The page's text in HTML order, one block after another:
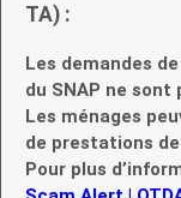
TA) :
Les demandes
du SNAP ne
Les ménages
de prestations
Pour plus